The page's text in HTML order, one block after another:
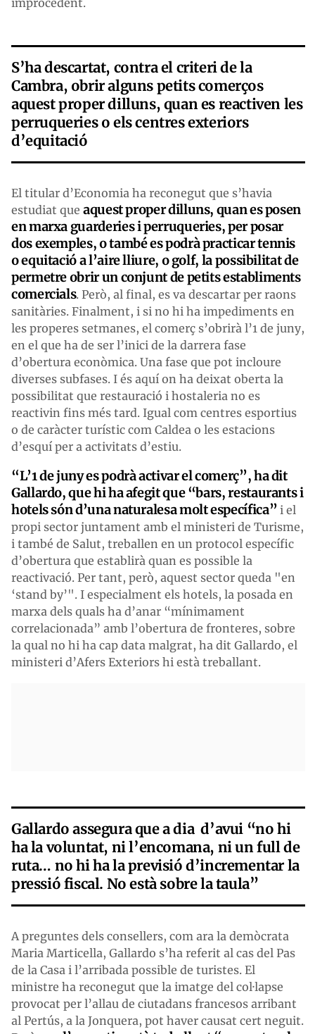
S’ha descartat, contra el criteri de la
Cambra, obrir alguns petits comerços
aquest proper dilluns, quan es reactiven les
perruqueries o els centres exteriors
d’equitació
El titular d’Economia ha reconegut que s’havia
estudiat que aquest proper dilluns, quan es posen
en marxa guarderies i perruqueries, per posar
dos exemples, o també es podrà practicar tennis
o equitació a l’aire lliure, o golf, la possibilitat de
permetre obrir un conjunt de petits establiments
comercials. Però, al final, es va descartar per raons
sanitàries. Finalment, i si no hi ha impediments en
les properes setmanes, el comerç s’obrirà l’1 de juny,
en el que ha de ser l’inici de la darrera fase
d’obertura econòmica. Una fase que pot incloure
diverses subfases. I és aquí on ha deixat oberta la
possibilitat que restauració i hostaleria no es
reactivin fins més tard. Igual com centres esportius
o de caràcter turístic com Caldea o les estacions
d’esquí per a activitats d’estiu.
“L’1 de juny es podrà activar el comerç”, ha dit
Gallardo, que hi ha afegit que “bars, restaurants i
hotels són d’una naturalesa molt específica” i el
propi sector juntament amb el ministeri de Turisme,
i també de Salut, treballen en un protocol específic
d’obertura que establirà quan es possible la
reactivació. Per tant, però, aquest sector queda "en
‘stand by’". I especialment els hotels, la posada en
marxa dels quals ha d’anar “mínimament
correlacionada” amb l’obertura de fronteres, sobre
la qual no hi ha cap data malgrat, ha dit Gallardo, el
ministeri d’Afers Exteriors hi està treballant.
Gallardo assegura que a dia d’avui “no hi
ha la voluntat, ni l’encomana, ni un full de
ruta… no hi ha la previsió d’incrementar la
pressió fiscal. No està sobre la taula”
A preguntes dels consellers, com ara la demòcrata
Maria Marticella, Gallardo s’ha referit al cas del Pas
de la Casa i l’arribada possible de turistes. El
ministre ha reconegut que la imatge del col·lapse
provocat per l’allau de ciutadans francesos arribant
al Pertús, a la Jonquera, pot haver causat cert neguit.